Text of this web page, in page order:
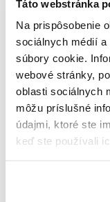
Táto webstránka
Na prispôsobenie
sociálnych médií
súbory cookie.
webové stránky,
oblasti sociálnych
môžu príslušné
údajmi, ktoré ste
keď ste používali
FISKARS
Form |
1016128
11,99 €
8,90 €
7 ,24 € bez DPH
Posledný kus